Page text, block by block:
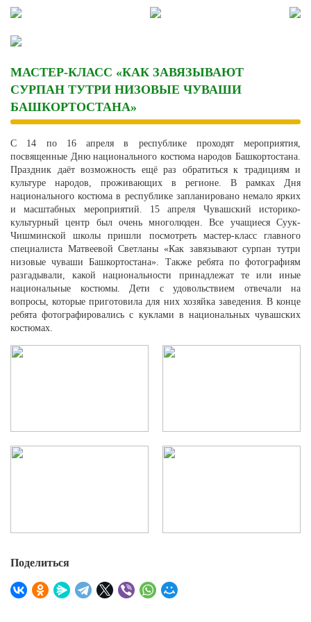
Skip
content
МАСТЕР-КЛАСС «КАК ЗАВЯЗЫВАЮТ
СУРПАН ТУТРИ НИЗОВЫЕ ЧУВАШИ
БАШКОРТОСТАНА»
С 14 по 16 апреля в республике проходят мероприятия,
посвященные Дню национального костюма народов Башкортостана.
Праздник даёт возможность ещё раз обратиться к традициям и
культуре народов, проживающих в регионе. В рамках Дня
национального костюма в республике запланировано немало ярких
и масштабных мероприятий. 15 апреля Чувашский историко-
культурный центр был очень многолюден. Все учащиеся Суук-
Чишминской школы пришли посмотреть мастер-класс главного
специалиста Матвеевой Светланы «Как завязывают сурпан тутри
низовые чуваши Башкортостана». Также ребята по фотографиям
разгадывали, какой национальности принадлежат те или иные
национальные костюмы. Дети с удовольствием отвечали на
вопросы, которые приготовила для них хозяйка заведения. В конце
ребята фотографировались с куклами в национальных чувашских
костюмах.
Поделиться